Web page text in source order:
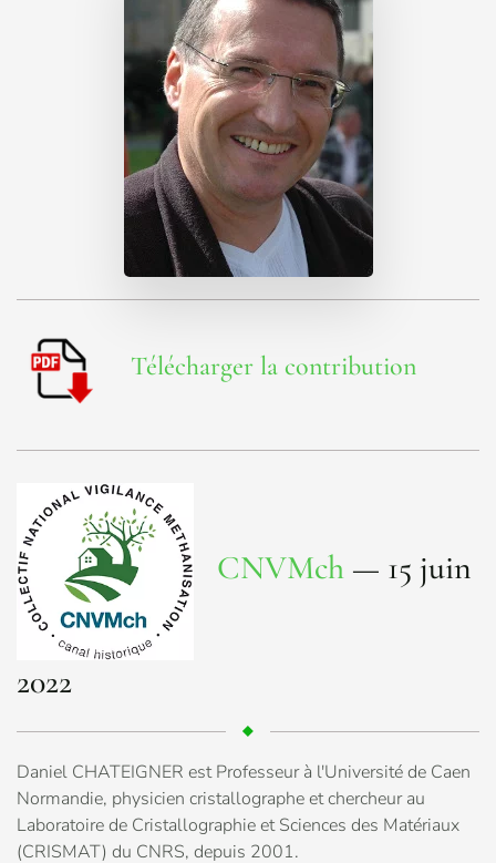
Télécharger la contribution
CNVMch — 15 juin
2022
Daniel CHATEIGNER est Professeur à l'Université de Caen
Normandie, physicien cristallographe et chercheur au
Laboratoire de Cristallographie et Sciences des Matériaux
(CRISMAT) du CNRS, depuis 2001.